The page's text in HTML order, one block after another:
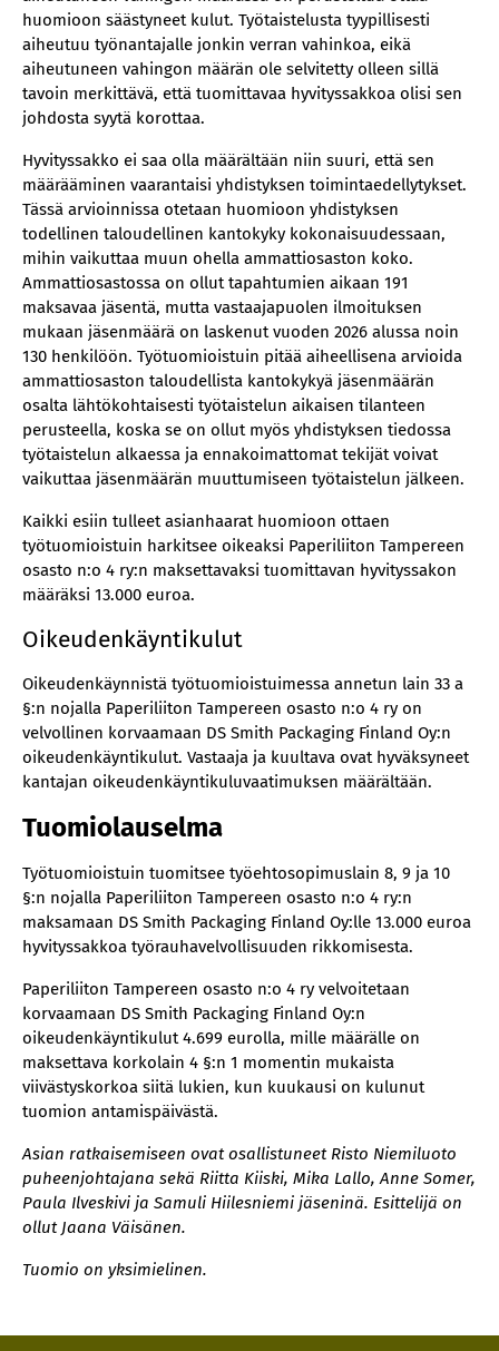
huomioon säästyneet kulut. Työtaistelusta tyypillisesti
aiheutuu työnantajalle jonkin verran vahinkoa, eikä
aiheutuneen vahingon määrän ole selvitetty olleen sillä
tavoin merkittävä, että tuomittavaa hyvityssakkoa olisi sen
johdosta syytä korottaa.
Hyvityssakko ei saa olla määrältään niin suuri, että sen
määrääminen vaarantaisi yhdistyksen toimintaedellytykset.
Tässä arvioinnissa otetaan huomioon yhdistyksen
todellinen taloudellinen kantokyky kokonaisuudessaan,
mihin vaikuttaa muun ohella ammattiosaston koko.
Ammattiosastossa on ollut tapahtumien aikaan 191
maksavaa jäsentä, mutta vastaajapuolen ilmoituksen
mukaan jäsenmäärä on laskenut vuoden 2026 alussa noin
130 henkilöön. Työtuomioistuin pitää aiheellisena arvioida
ammattiosaston taloudellista kantokykyä jäsenmäärän
osalta lähtökohtaisesti työtaistelun aikaisen tilanteen
perusteella, koska se on ollut myös yhdistyksen tiedossa
työtaistelun alkaessa ja ennakoimattomat tekijät voivat
vaikuttaa jäsenmäärän muuttumiseen työtaistelun jälkeen.
Kaikki esiin tulleet asianhaarat huomioon ottaen
työtuomioistuin harkitsee oikeaksi Paperiliiton Tampereen
osasto n:o 4 ry:n maksettavaksi tuomittavan hyvityssakon
määräksi 13.000 euroa.
Oikeudenkäyntikulut
Oikeudenkäynnistä työtuomioistuimessa annetun lain 33 a
§:n nojalla Paperiliiton Tampereen osasto n:o 4 ry on
velvollinen korvaamaan DS Smith Packaging Finland Oy:n
oikeudenkäyntikulut. Vastaaja ja kuultava ovat hyväksyneet
kantajan oikeudenkäyntikuluvaatimuksen määrältään.
Tuomiolauselma
Työtuomioistuin tuomitsee työehtosopimuslain 8, 9 ja 10
§:n nojalla Paperiliiton Tampereen osasto n:o 4 ry:n
maksamaan DS Smith Packaging Finland Oy:lle 13.000 euroa
hyvityssakkoa työrauhavelvollisuuden rikkomisesta.
Paperiliiton Tampereen osasto n:o 4 ry velvoitetaan
korvaamaan DS Smith Packaging Finland Oy:n
oikeudenkäyntikulut 4.699 eurolla, mille määrälle on
maksettava korkolain 4 §:n 1 momentin mukaista
viivästyskorkoa siitä lukien, kun kuukausi on kulunut
tuomion antamispäivästä.
Asian ratkaisemiseen ovat osallistuneet Risto Niemiluoto
puheenjohtajana sekä Riitta Kiiski, Mika Lallo, Anne Somer,
Paula Ilveskivi ja Samuli Hiilesniemi jäseninä. Esittelijä on
ollut Jaana Väisänen.
Tuomio on yksimielinen.